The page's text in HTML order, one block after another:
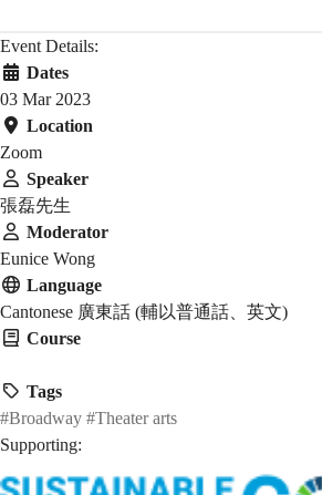
Event Details:
Dates
03 Mar 2023
Location
Zoom
Speaker
張磊先生
Moderator
Eunice Wong
Language
Cantonese 廣東話 (輔以普通話、英文)
Course
Tags
#Broadway #Theater arts
Supporting: